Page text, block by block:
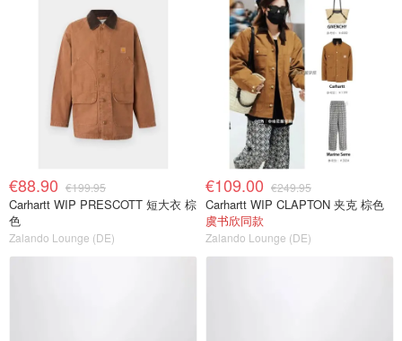
€88.90 €199.95
Carhartt WIP PRESCOTT 短大衣 棕
色
Zalando Lounge (DE)
€109.00 €249.95
Carhartt WIP CLAPTON 夹克 棕色
虞书欣同款
Zalando Lounge (DE)